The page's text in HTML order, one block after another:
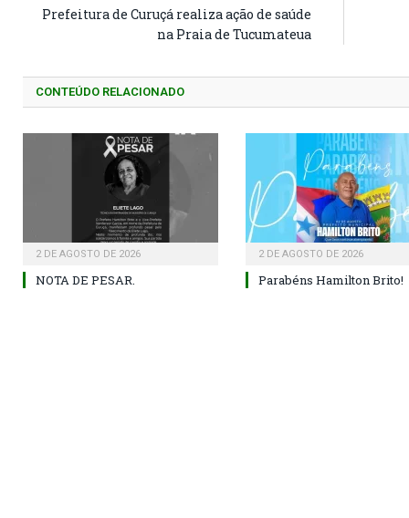
Prefeitura de Curuçá realiza ação de saúde
na Praia de Tucumateua
CONTEÚDO RELACIONADO
2 DE AGOSTO DE 2026
NOTA DE PESAR.
2 DE AGOSTO DE 2026
Parabéns Hamilton Brito!